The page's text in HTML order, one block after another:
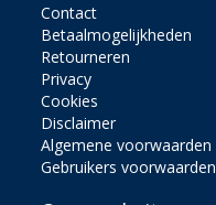
Contact
Betaalmogelijkheden
Retourneren
Privacy
Cookies
Disclaimer
Algemene voorwaarden
Gebruikers voorwaarden